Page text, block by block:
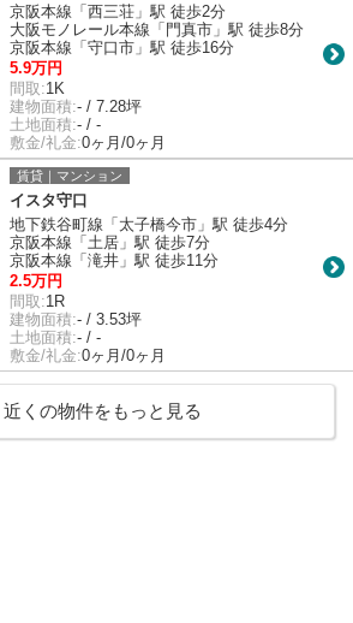
京阪本線「西三荘」駅 徒歩2分
大阪モノレール本線「門真市」駅 徒歩8分
京阪本線「守口市」駅 徒歩16分
5.9万円
間取:1K
建物面積:- / 7.28坪
土地面積:- / -
敷金/礼金:0ヶ月/0ヶ月
賃貸｜マンション
イスタ守口
地下鉄谷町線「太子橋今市」駅 徒歩4分
京阪本線「土居」駅 徒歩7分
京阪本線「滝井」駅 徒歩11分
2.5万円
間取:1R
建物面積:- / 3.53坪
土地面積:- / -
敷金/礼金:0ヶ月/0ヶ月
近くの物件をもっと見る